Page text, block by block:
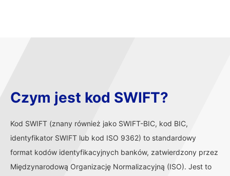
Czym jest kod SWIFT?
Kod SWIFT (znany również jako SWIFT-BIC, kod BIC,
identyfikator SWIFT lub kod ISO 9362) to standardowy
format kodów identyfikacyjnych banków, zatwierdzony przez
Międzynarodową Organizację Normalizacyjną (ISO). Jest to